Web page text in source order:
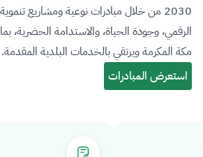
2030 من خلال مبادرات نوعية ومشاريع
الرقمي، وجودة الحياة، والاستدامة الحضرية،
مكة المكرمة ويرتقي بالخدمات البلدية المقدمة.